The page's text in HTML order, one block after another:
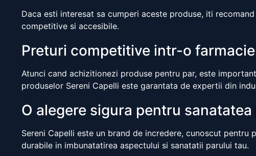
Daca esti interesat sa cumperi aceste produse, iti
competitive si accesibile.
Preturi competitive intr-o
Atunci cand achizitionezi produse pentru par, este
produselor Sereni Capelli este garantata de expertii din
O alegere sigura pentru
Sereni Capelli este un brand de incredere, cunoscut
durabile in imbunatatirea aspectului si sanatatii parului tau.